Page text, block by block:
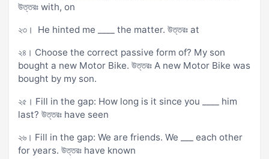
উত্তরঃ with, on
২৩। He hinted me ____ the matter. উত্তরঃ at
২৪। Choose the correct passive form of? My son
bought a new Motor Bike. উত্তরঃ A new Motor Bike was
bought by my son.
২৫। Fill in the gap: How long is it since you ____ him
last? উত্তরঃ have seen
২৬। Fill in the gap: We are friends. We ___ each other
for years. উত্তরঃ have known